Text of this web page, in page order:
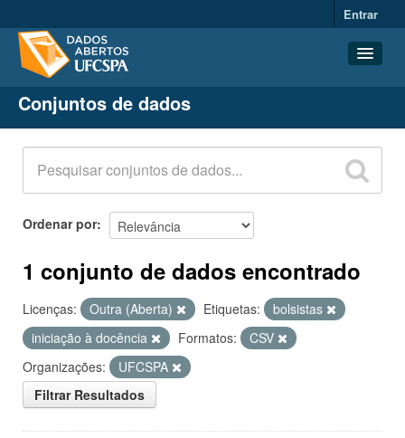
Entrar
Conjuntos de dados
Organizações
Grupos
Sobre
Conjuntos de dados
Ordenar por
1 conjunto de dados encontrado
Licenças: Outra (Aberta) Etiquetas:
bolsistas
iniciação à docência
Formatos:
CSV
Organizações:
UFCSPA
Filtrar Resultados